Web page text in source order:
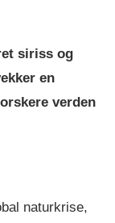
siriss og
en
verden
naturkrise,